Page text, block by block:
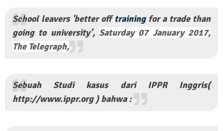
School leavers 'better offtrainingfor a trade than
going to university’, Saturday 07 January 2017,
The Telegraph,
Sebuah Studi kasus dari IPPR Inggris(
http://www.ippr.org ) bahwa :